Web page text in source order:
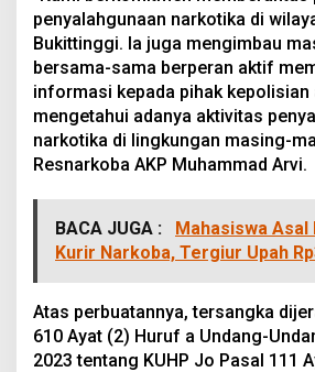
penyalahgunaan narkotika di
Bukittinggi. Ia juga mengimbau
bersama-sama berperan aktif
informasi kepada pihak kepolisian
mengetahui adanya aktivitas
narkotika di lingkungan masing-
Resnarkoba AKP Muhammad Arvi.
BACA JUGA :
Mahasiswa
Kurir Narkoba, Tergiur Upah
Atas perbuatannya, tersangka
610 Ayat (2) Huruf a Undang-
2023 tentang KUHP Jo Pasal 111